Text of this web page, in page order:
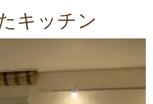
キッチン